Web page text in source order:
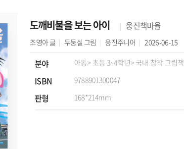
도깨비불을 보는 아이 웅진책마을
조영아글 두둥실 그림 웅진주니어 2026-06-15
분야 아동> 초등 3~4학년> 국내 창작 그림책
ISBN 9788901300047
판형 168*214mm